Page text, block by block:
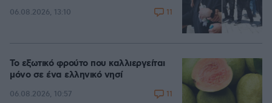
06.08.2026, 13:10 11
Το εξωτικό φρούτο που καλλιεργείται
μόνο σε ένα ελληνικό νησί
06.08.2026, 10:57 11